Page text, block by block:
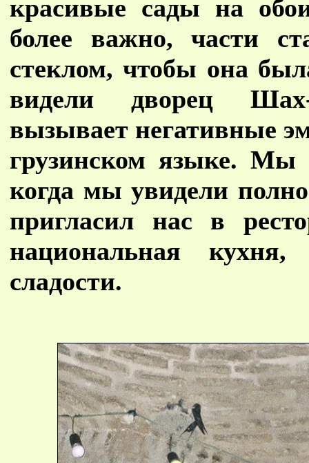
красивые сады на
более важно, части
стеклом, чтобы она
видели дворец Шах-
вызывает негативные
грузинском языке. Мы
когда мы увидели
пригласил нас в
национальная
сладости.